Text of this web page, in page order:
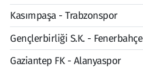
Kasımpaşa - Trabzonspor
Gençlerbirliği S.K. - Fenerbahçe
Gaziantep FK - Alanyaspor